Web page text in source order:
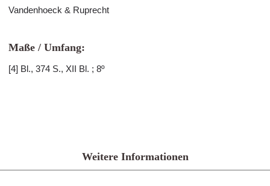
Vandenhoeck & Ruprecht
Maße / Umfang:
[4] Bl., 374 S., XII Bl. ; 8º
Weitere Informationen